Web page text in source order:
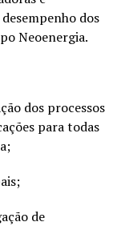
dos
Neoenergia.
dos processos
para todas
de